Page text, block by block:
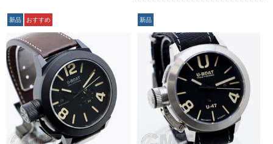
新品 おすすめ 新品